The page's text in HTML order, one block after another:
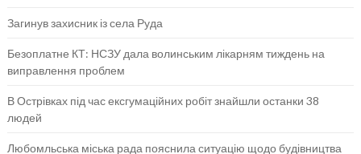
Загинув захисник із села Руда
Безоплатне КТ: НСЗУ дала волинським лікарням тиждень на
виправлення проблем
В Острівках під час ексгумаційних робіт знайшли останки 38
людей
Любомльська міська рада пояснила ситуацію щодо будівництва